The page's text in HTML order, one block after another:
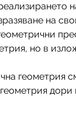
на
но в
геометрия
дори